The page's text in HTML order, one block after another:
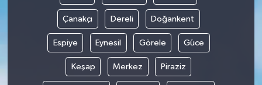
Çanakçı Dereli Doğankent
Espiye Eynesil Görele Güce
Keşap Merkez Piraziz